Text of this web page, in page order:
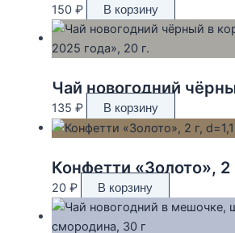
150 ₽ В корзину
135 ₽ В корзину
Конфетти «Золото», 2
20 ₽ В корзину